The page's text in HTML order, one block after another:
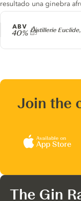
Producer
Distillerie Euclide,
ABV
40%
resultado una ginebra
Join the
Available on
App Store
The Gin